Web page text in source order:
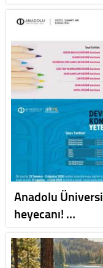
Anadolu
heyecanı! …